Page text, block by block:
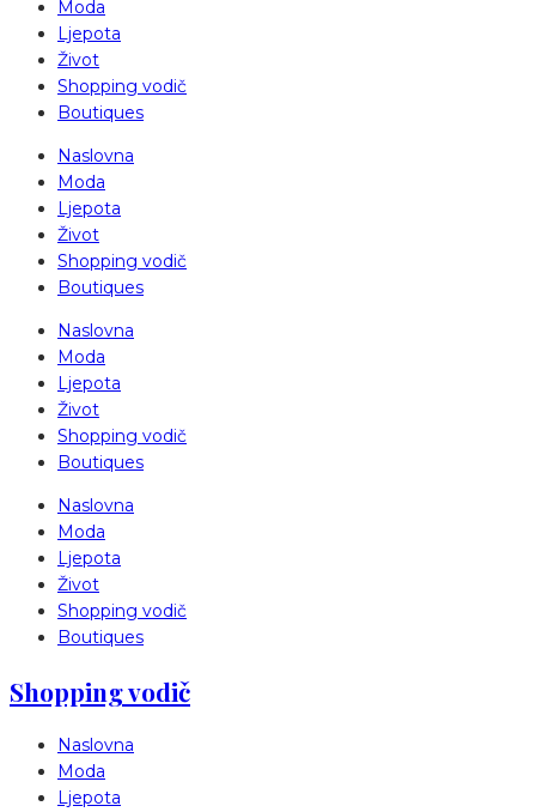
Moda
Ljepota
Život
Shopping vodič
Boutiques
Naslovna
Moda
Ljepota
Život
Shopping vodič
Boutiques
Naslovna
Moda
Ljepota
Život
Shopping vodič
Boutiques
Naslovna
Moda
Ljepota
Život
Shopping vodič
Boutiques
Shopping vodič
Naslovna
Moda
Ljepota